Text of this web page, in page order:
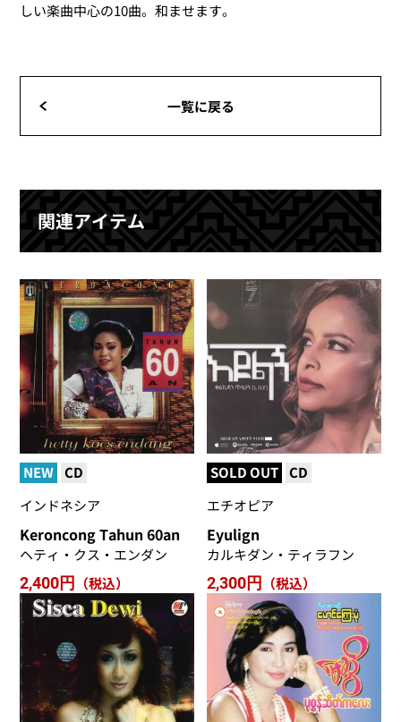
しい楽曲中心の10曲。和ませます。
一覧に戻る
関連アイテム
NEW CD
インドネシア
Keroncong Tahun 60an
ヘティ・クス・エンダン
2,400円 （税込）
SOLD OUT CD
エチオピア
Eyulign
カルキダン・ティラフン
2,300円 （税込）